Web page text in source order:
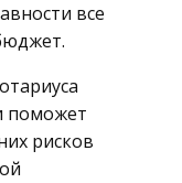
все
поможет
рисков